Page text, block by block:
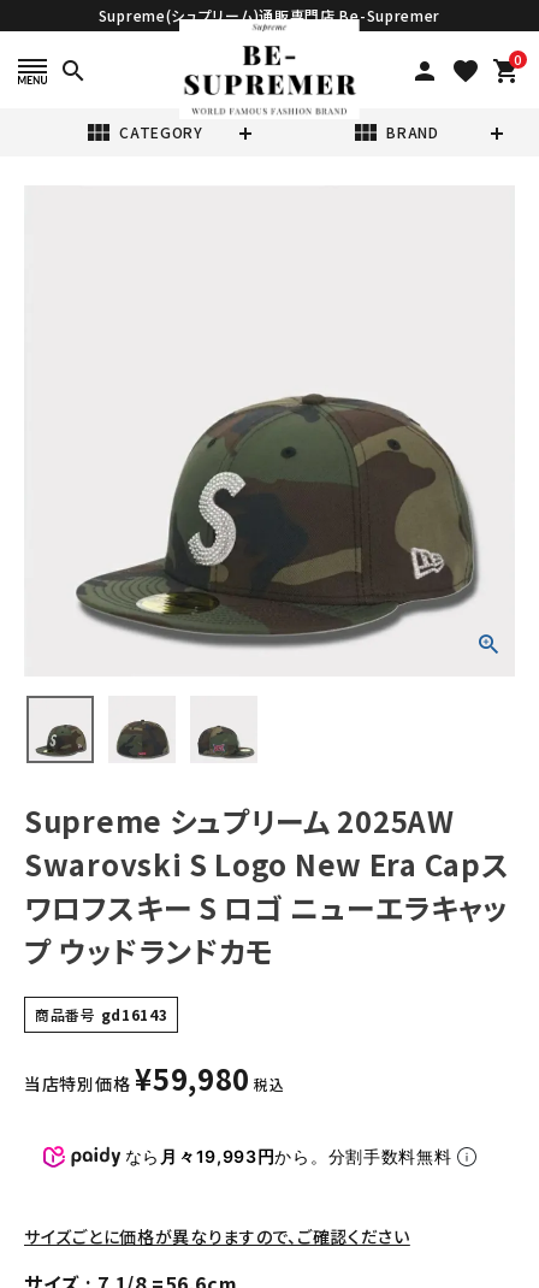
Supreme(シュプリーム)通販専門店 Be-Supremer
search person favorite 0
shopping_cart
view_module CATEGORY view_module BRAND
エラキャップ ウッ
ドランドカモ
NEW ITEMS
Tシャツ・ロングスリーブ
パーカー・トレーナー
キャップ・ハット
ニット帽・ビーニー
バックパック・リュック
その他バッグ類
スニーカー・ブーツ
パンツ・ショーツ
SEASON
Supreme シュプリーム 2025AW
Swarovski S Logo New Era Capス
ワロフスキー S ロゴ ニューエラキャッ
プ ウッドランドカモ
商品番号 gd16143
当店特別価格 ¥59,980 税込
なら 月々19,993円から。分割手数料無料
サイズごとに価格が異なりますので、ご確認ください